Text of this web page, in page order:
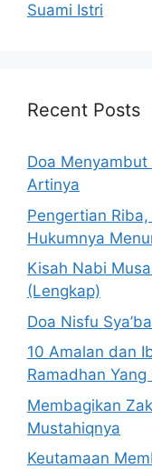
Suami Istri
Recent Posts
Doa
Artinya
Pengertian
Hukumnya
Kisah Nabi
(Lengkap)
Doa Nisfu
10 Amalan dan
Ramadhan Yang
Membagikan
Mustahiqnya
Keutamaan